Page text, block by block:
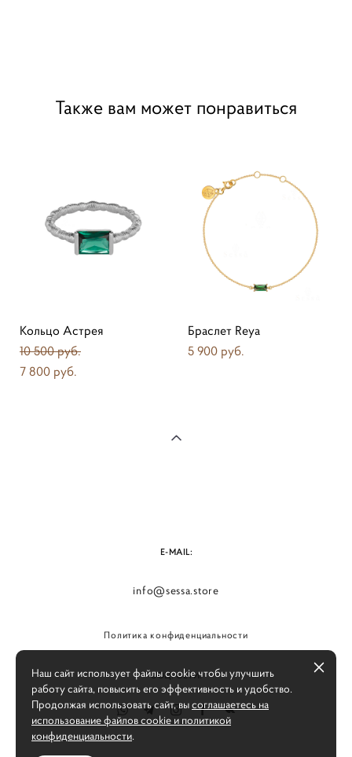
Также вам может понравиться
Кольцо Астрея
10 500 pуб.
7 800 pуб.
Браслет Reya
5 900 pуб.
E-MAIL:
info@sessa.store
Политика конфиденциальности
СОЦ. СЕТИ:
Наш сайт использует файлы cookie чтобы улучшить
работу сайта, повысить его эффективность и удобство.
Продолжая использовать сайт, высоглашаетесь на
использование файлов cookie и политикой
конфиденциальности.